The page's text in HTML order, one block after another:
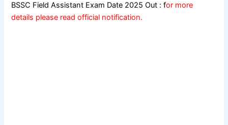
BSSC Field Assistant Exam Date 2025 Out : for more
details please read official notification.